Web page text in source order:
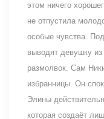
этом ничего
не отпустила
особые чувства.
выводят девушку из
размолвок. Сам
избранницы. Он
Элины
которая создаёт